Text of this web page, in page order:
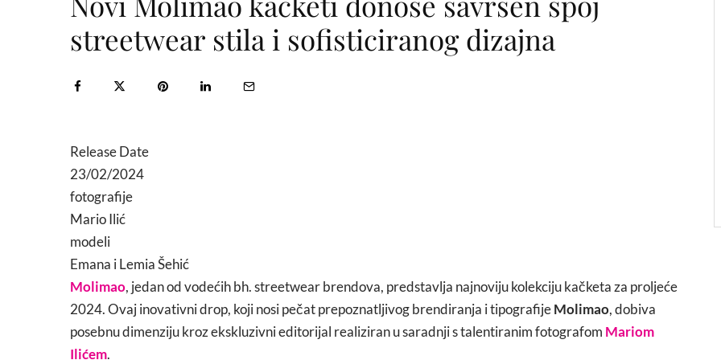
streetwear stila i sofisticiranog dizajna
Release Date
23/02/2024
fotografije
Mario Ilić
modeli
Emana i Lemia Šehić
Molimao, jedan od vodećih bh. streetwear brendova, predstavlja najnoviju kolekciju kačketa za proljeće
2024. Ovaj inovativni drop, koji nosi pečat prepoznatljivog brendiranja i tipografijeMolimao, dobiva
posebnu dimenziju kroz ekskluzivni editorijal realiziran u saradnji s talentiranim fotografom Mariom
Ilićem.